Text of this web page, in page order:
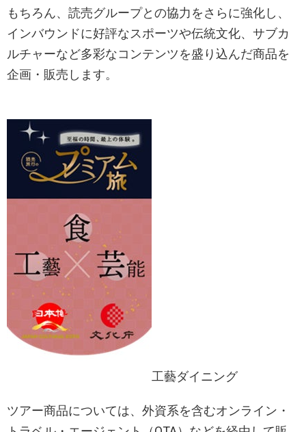
もちろん、読売グループとの協力をさらに強化し、
インバウンドに好評なスポーツや伝統文化、サブカ
ルチャーなど多彩なコンテンツを盛り込んだ商品を
企画・販売します。
工藝ダイニング
ツアー商品については、外資系を含むオンライン・